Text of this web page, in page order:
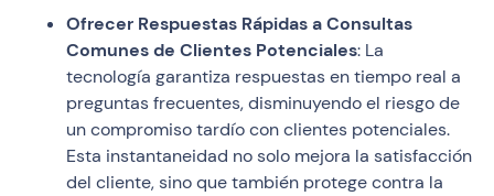
Ofrecer Respuestas Rápidas a Consultas
Comunes de Clientes Potenciales: La
tecnología garantiza respuestas en tiempo real a
preguntas frecuentes, disminuyendo el riesgo de
un compromiso tardío con clientes potenciales.
Esta instantaneidad no solo mejora la satisfacción
del cliente, sino que también protege contra la